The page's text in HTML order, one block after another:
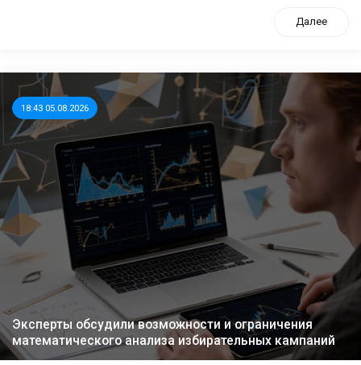
Далее
18:43 05.08.2026
Эксперты обсудили возможности и ограничения
математического анализа избирательных кампаний